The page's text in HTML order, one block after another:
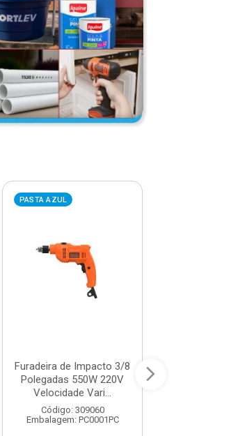
PASTA AZUL
Furadeira de Impacto 3/8
Polegadas 550W 220V
Velocidade Vari...
Código: 309060
Embalagem: PC0001PC